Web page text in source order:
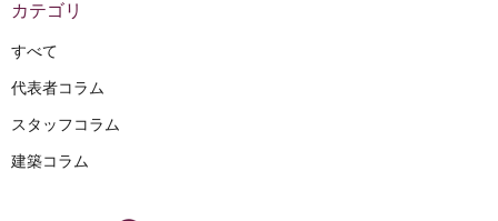
カテゴリ
すべて
代表者コラム
スタッフコラム
建築コラム